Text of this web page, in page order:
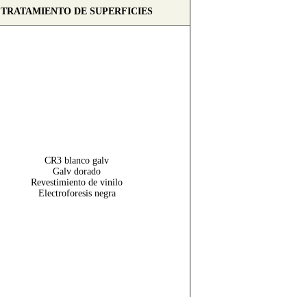
TRATAMIENTO DE SUPERFICIES
CR3 blanco galv
Galv dorado
Revestimiento de vinilo
Electroforesis negra